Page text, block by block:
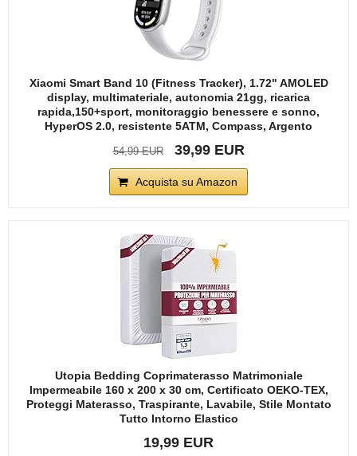
Xiaomi Smart Band 10 (Fitness Tracker), 1.72" AMOLED
display, multimateriale, autonomia 21gg, ricarica
rapida,150+sport, monitoraggio benessere e sonno,
HyperOS 2.0, resistente 5ATM, Compass, Argento
54,99 EUR 39,99 EUR
Acquista su Amazon
Utopia Bedding Coprimaterasso Matrimoniale
Impermeabile 160 x 200 x 30 cm, Certificato OEKO-TEX,
Proteggi Materasso, Traspirante, Lavabile, Stile Montato
Tutto Intorno Elastico
19,99 EUR